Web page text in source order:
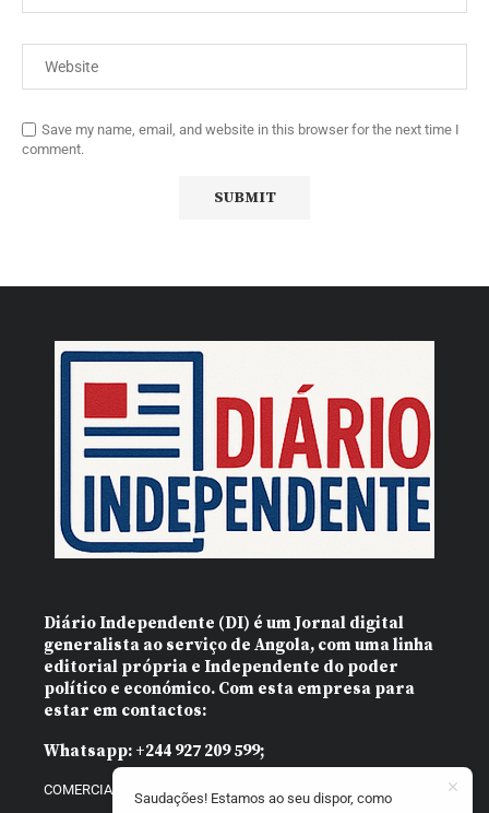
Save my name, email, and website in this browser for the next time I
comment.
Diário Independente (DI) é um Jornal digital
generalista ao serviço de Angola, com uma linha
editorial própria e Independente do poder
político e económico. Com esta empresa para
estar em contactos:
Whatsapp: +244 927 209 599;
COMERCIAL@DIARIOINDEPENDENTE.INFO
Saudações! Estamos ao seu dispor, como